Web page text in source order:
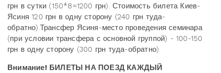
грн в сутки (150*8=1200 грн). Стоимость билета Киев-
Ясиня 120 грн в одну сторону (240 грн туда-
обратно).Трансфер Ясиня-место проведения семинара
(при условии трансфера с основной группой) - 100-150
грн в одну сторону (300 грн туда-обратно)
Внимание! БИЛЕТЫ НА ПОЕЗД КАЖДЫЙ